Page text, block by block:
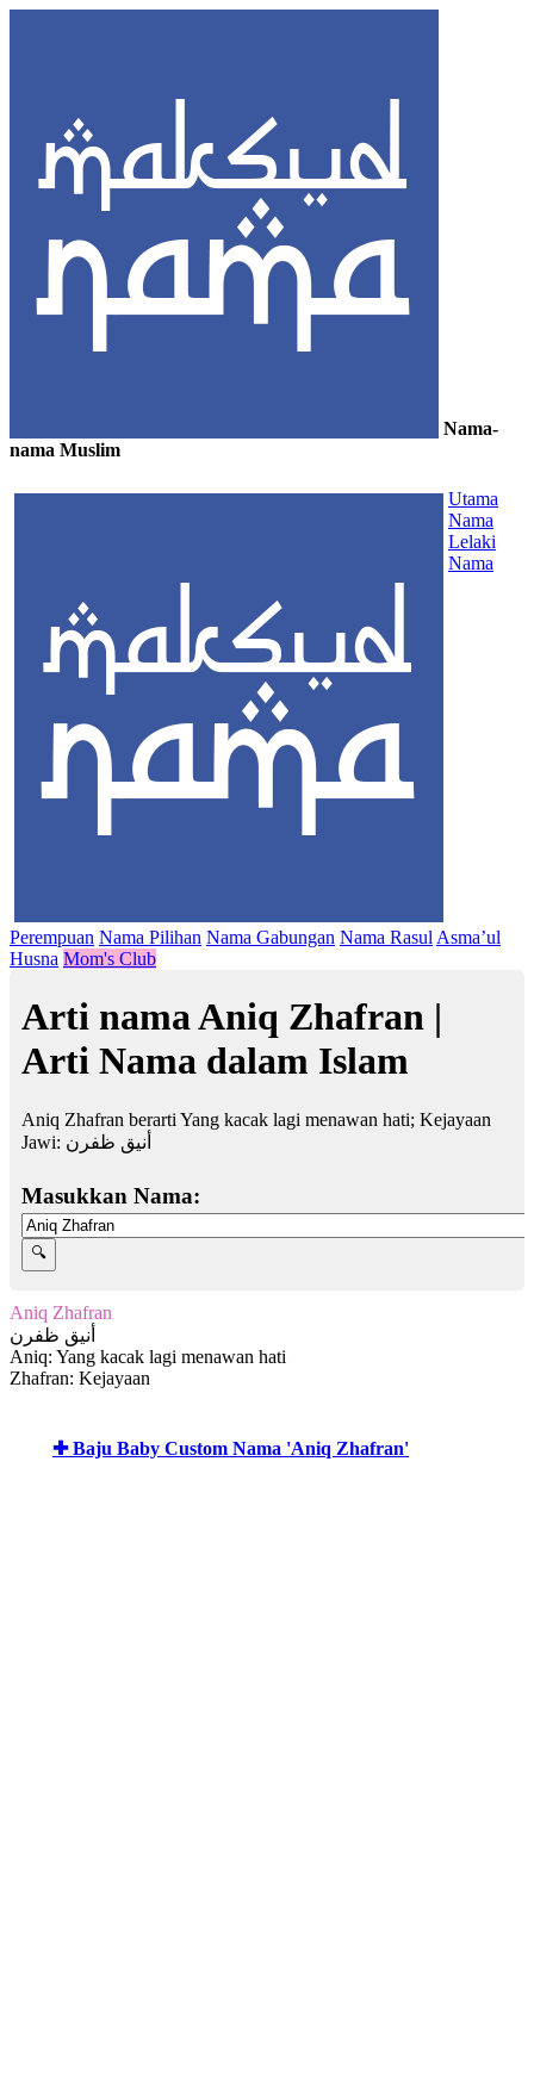
Nama-
nama Muslim
Utama
Nama
Lelaki
Nama
Perempuan Nama Pilihan Nama Gabungan Nama Rasul Asma’ul
Husna Mom's Club
Arti nama Aniq Zhafran |
Arti Nama dalam Islam
Aniq Zhafran berarti Yang kacak lagi menawan hati; Kejayaan
Jawi: أنيق ظفرن
Masukkan Nama:
Aniq Zhafran
أنيق ظفرن
Aniq: Yang kacak lagi menawan hati
Zhafran: Kejayaan
✚ Baju Baby Custom Nama 'Aniq Zhafran'